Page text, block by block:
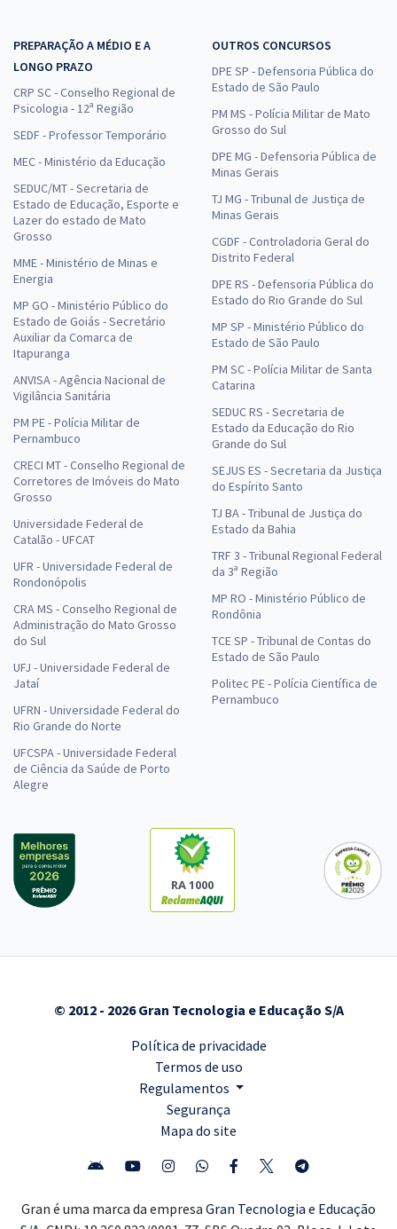
PREPARAÇÃO A MÉDIO E A
LONGO PRAZO
CRP SC - Conselho Regional de
Psicologia - 12ª Região
SEDF - Professor Temporário
MEC - Ministério da Educação
SEDUC/MT - Secretaria de
Estado de Educação, Esporte e
Lazer do estado de Mato
Grosso
MME - Ministério de Minas e
Energia
MP GO - Ministério Público do
Estado de Goiás - Secretário
Auxiliar da Comarca de
Itapuranga
ANVISA - Agência Nacional de
Vigilância Sanitária
PM PE - Polícia Militar de
Pernambuco
CRECI MT - Conselho Regional de
Corretores de Imóveis do Mato
Grosso
Universidade Federal de
Catalão - UFCAT
UFR - Universidade Federal de
Rondonópolis
CRA MS - Conselho Regional de
Administração do Mato Grosso
do Sul
UFJ - Universidade Federal de
Jataí
UFRN - Universidade Federal do
Rio Grande do Norte
UFCSPA - Universidade Federal
de Ciência da Saúde de Porto
Alegre
OUTROS CONCURSOS
DPE SP - Defensoria Pública do
Estado de São Paulo
PM MS - Polícia Militar de Mato
Grosso do Sul
DPE MG - Defensoria Pública de
Minas Gerais
TJ MG - Tribunal de Justiça de
Minas Gerais
CGDF - Controladoria Geral do
Distrito Federal
DPE RS - Defensoria Pública do
Estado do Rio Grande do Sul
MP SP - Ministério Público do
Estado de São Paulo
PM SC - Polícia Militar de Santa
Catarina
SEDUC RS - Secretaria de
Estado da Educação do Rio
Grande do Sul
SEJUS ES - Secretaria da Justiça
do Espírito Santo
TJ BA - Tribunal de Justiça do
Estado da Bahia
TRF 3 - Tribunal Regional Federal
da 3ª Região
MP RO - Ministério Público de
Rondônia
TCE SP - Tribunal de Contas do
Estado de São Paulo
Politec PE - Polícia Científica de
Pernambuco
RA 1000
© 2012 - 2026 Gran Tecnologia e Educação S/A
Política de privacidade
Termos de uso
Regulamentos
Segurança
Mapa do site
Gran é uma marca da empresa Gran Tecnologia e Educação